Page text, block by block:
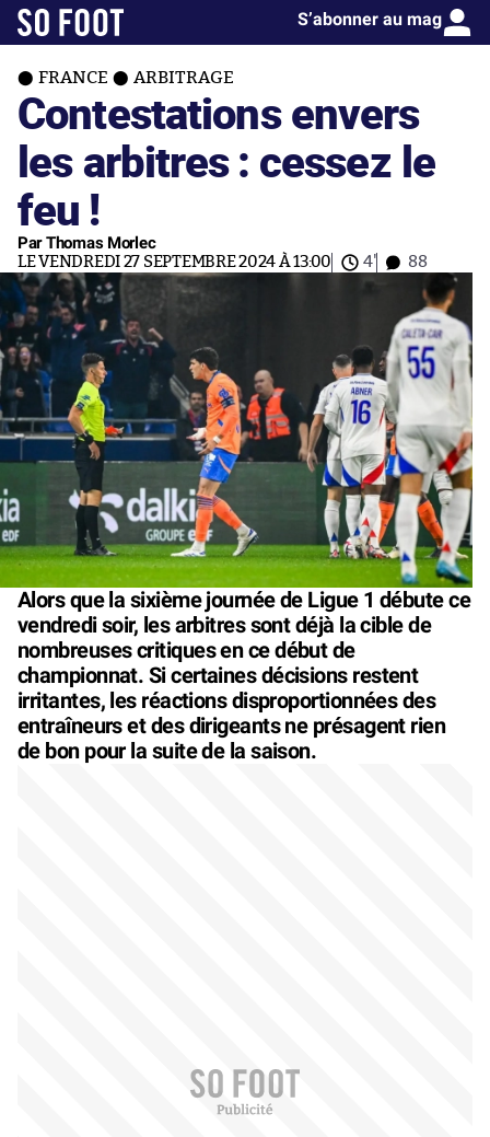
S’abonner au mag
FRANCE ARBITRAGE
Contestations envers
les arbitres : cessez le
feu !
Par Thomas Morlec
LE VENDREDI 27 SEPTEMBRE 2024 À 13:00 4' 88
Alors que la sixième journée de Ligue 1 débute ce
vendredi soir, les arbitres sont déjà la cible de
nombreuses critiques en ce début de
championnat. Si certaines décisions restent
irritantes, les réactions disproportionnées des
entraîneurs et des dirigeants ne présagent rien
de bon pour la suite de la saison.